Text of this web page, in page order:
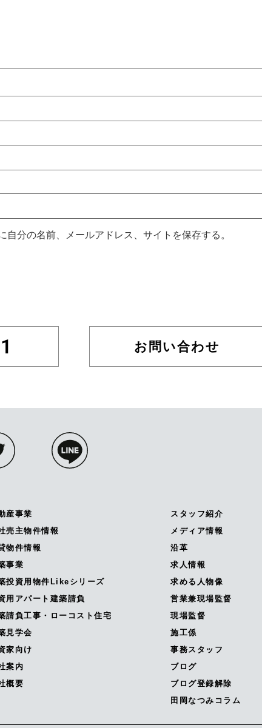
分の名前、メールアドレス、サイトを保存する。
お問い合わせ
産事業
売主物件情報
物件情報
事業
投資用物件Likeシリーズ
用アパート建築請負
請負工事・ローコスト住宅
見学会
家向け
案内
概要
スタッフ紹介
メディア情報
沿革
求人情報
求める人物像
営業兼現場監督
現場監督
施工係
事務スタッフ
ブログ
ブログ登録解除
田岡なつみコラム